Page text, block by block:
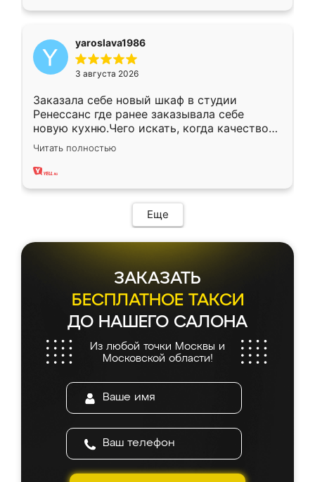
yaroslava1986
3 августа 2026
Заказала себе новый шкаф в студии
Ренессанс где ранее заказывала себе
новую кухню.Чего искать, когда качеством
вполне довольна. Служит кухня уже почти
два года, нареканий нет.
Читать полностью
Еще
ЗАКАЗАТЬ
БЕСПЛАТНОЕ ТАКСИ
ДО НАШЕГО САЛОНА
Из любой точки Москвы и
Московской области!